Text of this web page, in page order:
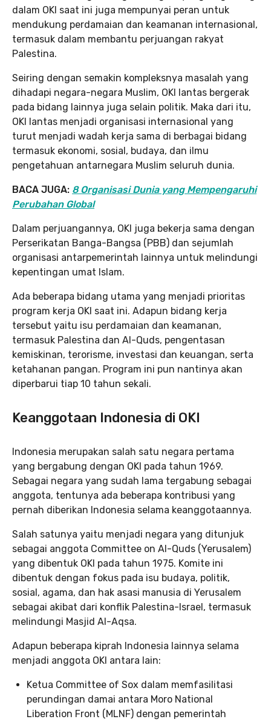
dalam OKI saat ini juga mempunyai peran untuk
mendukung perdamaian dan keamanan internasional,
termasuk dalam membantu perjuangan rakyat
Palestina.
Seiring dengan semakin kompleksnya masalah yang
dihadapi negara-negara Muslim, OKI lantas bergerak
pada bidang lainnya juga selain politik. Maka dari itu,
OKI lantas menjadi organisasi internasional yang
turut menjadi wadah kerja sama di berbagai bidang
termasuk ekonomi, sosial, budaya, dan ilmu
pengetahuan antarnegara Muslim seluruh dunia.
BACA JUGA: 8 Organisasi Dunia yang Mempengaruhi
Perubahan Global
Dalam perjuangannya, OKI juga bekerja sama dengan
Perserikatan Banga-Bangsa (PBB) dan sejumlah
organisasi antarpemerintah lainnya untuk melindungi
kepentingan umat Islam.
Ada beberapa bidang utama yang menjadi prioritas
program kerja OKI saat ini. Adapun bidang kerja
tersebut yaitu isu perdamaian dan keamanan,
termasuk Palestina dan Al-Quds, pengentasan
kemiskinan, terorisme, investasi dan keuangan, serta
ketahanan pangan. Program ini pun nantinya akan
diperbarui tiap 10 tahun sekali.
Keanggotaan Indonesia di OKI
Indonesia merupakan salah satu negara pertama
yang bergabung dengan OKI pada tahun 1969.
Sebagai negara yang sudah lama tergabung sebagai
anggota, tentunya ada beberapa kontribusi yang
pernah diberikan Indonesia selama keanggotaannya.
Salah satunya yaitu menjadi negara yang ditunjuk
sebagai anggota Committee on Al-Quds (Yerusalem)
yang dibentuk OKI pada tahun 1975. Komite ini
dibentuk dengan fokus pada isu budaya, politik,
sosial, agama, dan hak asasi manusia di Yerusalem
sebagai akibat dari konflik Palestina-Israel, termasuk
melindungi Masjid Al-Aqsa.
Adapun beberapa kiprah Indonesia lainnya selama
menjadi anggota OKI antara lain:
Ketua Committee of Sox dalam memfasilitasi
perundingan damai antara Moro National
Liberation Front (MLNF) dengan pemerintah